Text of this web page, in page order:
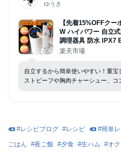
ゆうき
【先着15%OFFク
W ハイパワー 自立
調理器具 防水 IPX7
ータマリン スローク
ーフ レシピ キッチ
楽天市場
自立するから簡単使いやすい！重
ストビーフや胸肉チャーシュー、コ
#レシピブログ #レシピ #簡単
ごはん #夜ご飯 #夕食 #生ハム #オク